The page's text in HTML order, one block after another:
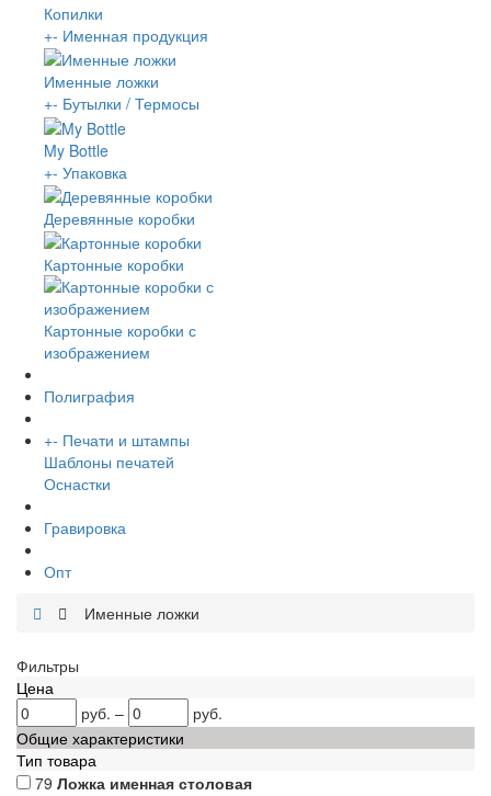
Копилки
+- Именная продукция
Именные ложки
+- Бутылки / Термосы
My Bottle
+- Упаковка
Деревянные коробки
Картонные коробки
Картонные коробки с
изображением
Полиграфия
+- Печати и штампы
Шаблоны печатей
Оснастки
Гравировка
Опт
Именные ложки
Фильтры
Цена
руб. –
руб.
Общие характеристики
Тип товара
79 Ложка именная столовая